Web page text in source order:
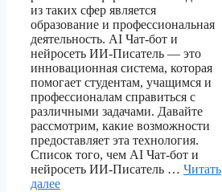
из таких сфер является
образование и профессиональная
деятельность. AI Чат-бот и
нейросеть ИИ-Писатель — это
инновационная система, которая
помогает студентам, учащимся и
профессионалам справиться с
различными задачами. Давайте
рассмотрим, какие возможности
предоставляет эта технология.
Список того, чем AI Чат-бот и
нейросеть ИИ-Писатель … Читать
далее